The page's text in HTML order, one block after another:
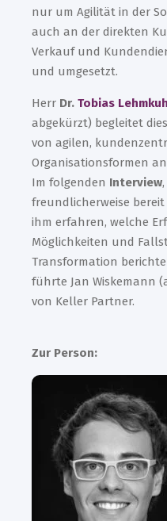
nur um Agilität in der
auch an der direkten
Verkauf und
und umgesetzt.
Herr Dr. Tobias
abgekürzt) begleitet
von agilen,
Organisationsformen
Im folgenden Interview
freundlicherweise
ihm erfahren, welche
Möglichkeiten und
Transformation
führte Jan Wiskemann
von Keller Partner.
Zur Person: